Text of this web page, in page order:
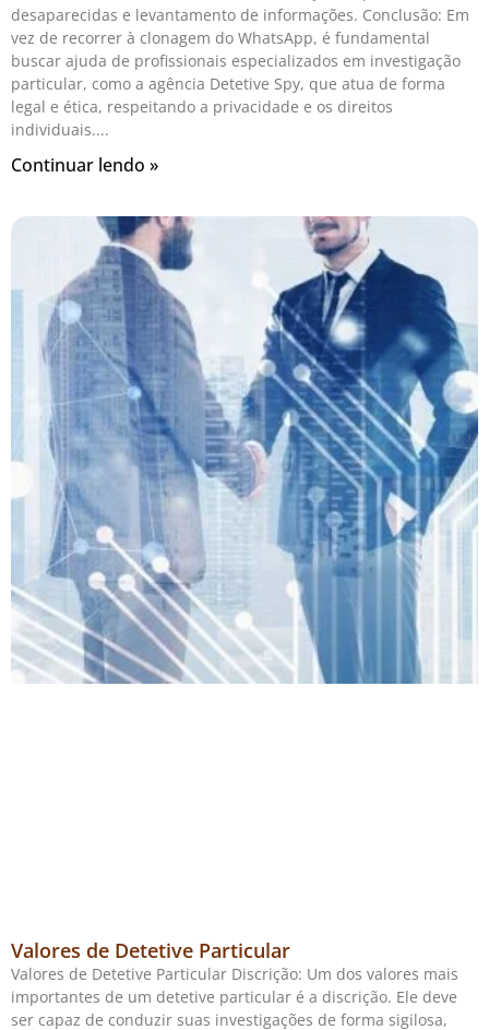
desaparecidas e levantamento de informações. Conclusão: Em
vez de recorrer à clonagem do WhatsApp, é fundamental
buscar ajuda de profissionais especializados em investigação
particular, como a agência Detetive Spy, que atua de forma
legal e ética, respeitando a privacidade e os direitos
individuais.
Continuar lendo »
Valores de Detetive Particular
Valores de Detetive Particular Discrição: Um dos valores mais
importantes de um detetive particular é a discrição. Ele deve
ser capaz de conduzir suas investigações de forma sigilosa,